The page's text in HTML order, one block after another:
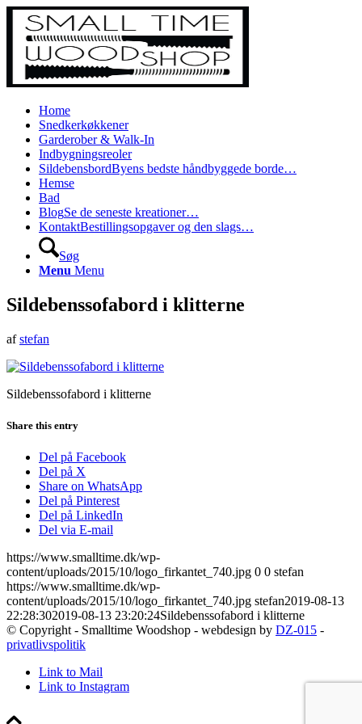
Home
Snedkerkøkkener
Garderober & Walk-In
Indbygningsreoler
SildebensbordByens bedste håndbyggede borde…
Hemse
Bad
BlogSe de seneste kreationer…
KontaktBestillingsopgaver og den slags…
Søg
Menu Menu
Sildebenssofabord i klitterne
afstefan
Sildebenssofabord i klitterne
Share this entry
Del på Facebook
Del på X
Share on WhatsApp
Del på Pinterest
Del på LinkedIn
Del via E-mail
https://www.smalltime.dk/wp-
content/uploads/2015/10/logo_firkantet_740.jpg 0 0 stefan
https://www.smalltime.dk/wp-
content/uploads/2015/10/logo_firkantet_740.jpg stefan2019-08-13
22:28:302019-08-13 23:20:24Sildebenssofabord i klitterne
© Copyright - Smalltime Woodshop - webdesign by DZ-015 -
privatlivspolitik
Link to Mail
Link to Instagram